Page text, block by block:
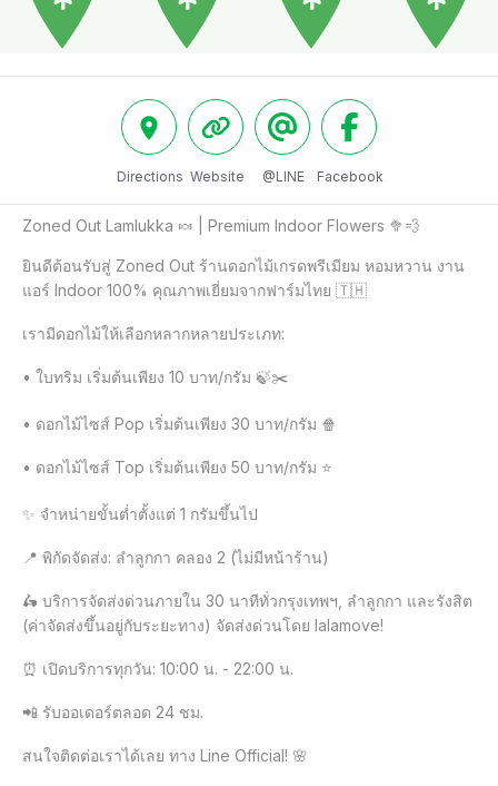
Directions Website @LINE Facebook
Zoned Out Lamlukka 🍬 | Premium Indoor Flowers 🥦💨
ยินดีต้อนรับสู่ Zoned Out ร้านดอกไม้เกรดพรีเมียม หอมหวาน งาน
แอร์ Indoor 100% คุณภาพเยี่ยมจากฟาร์มไทย 🇹🇭
เรามีดอกไม้ให้เลือกหลากหลายประเภท:
• ใบทริม เริ่มต้นเพียง 10 บาท/กรัม 🍃✂️
• ดอกไม้ไซส์ Pop เริ่มต้นเพียง 30 บาท/กรัม 🍿
• ดอกไม้ไซส์ Top เริ่มต้นเพียง 50 บาท/กรัม ⭐️
✨ จำหน่ายขั้นต่ำตั้งแต่ 1 กรัมขึ้นไป
📍 พิกัดจัดส่ง: ลำลูกกา คลอง 2 (ไม่มีหน้าร้าน)
🛵 บริการจัดส่งด่วนภายใน 30 นาทีทั่วกรุงเทพฯ, ลำลูกกา และรังสิต
(ค่าจัดส่งขึ้นอยู่กับระยะทาง) จัดส่งด่วนโดย lalamove!
⏰ เปิดบริการทุกวัน: 10:00 น. - 22:00 น.
📲 รับออเดอร์ตลอด 24 ชม.
สนใจติดต่อเราได้เลย ทาง Line Official! 🌸